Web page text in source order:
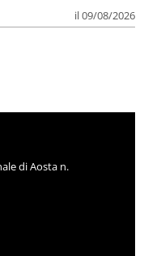
il 09/08/2026
di Aosta n.